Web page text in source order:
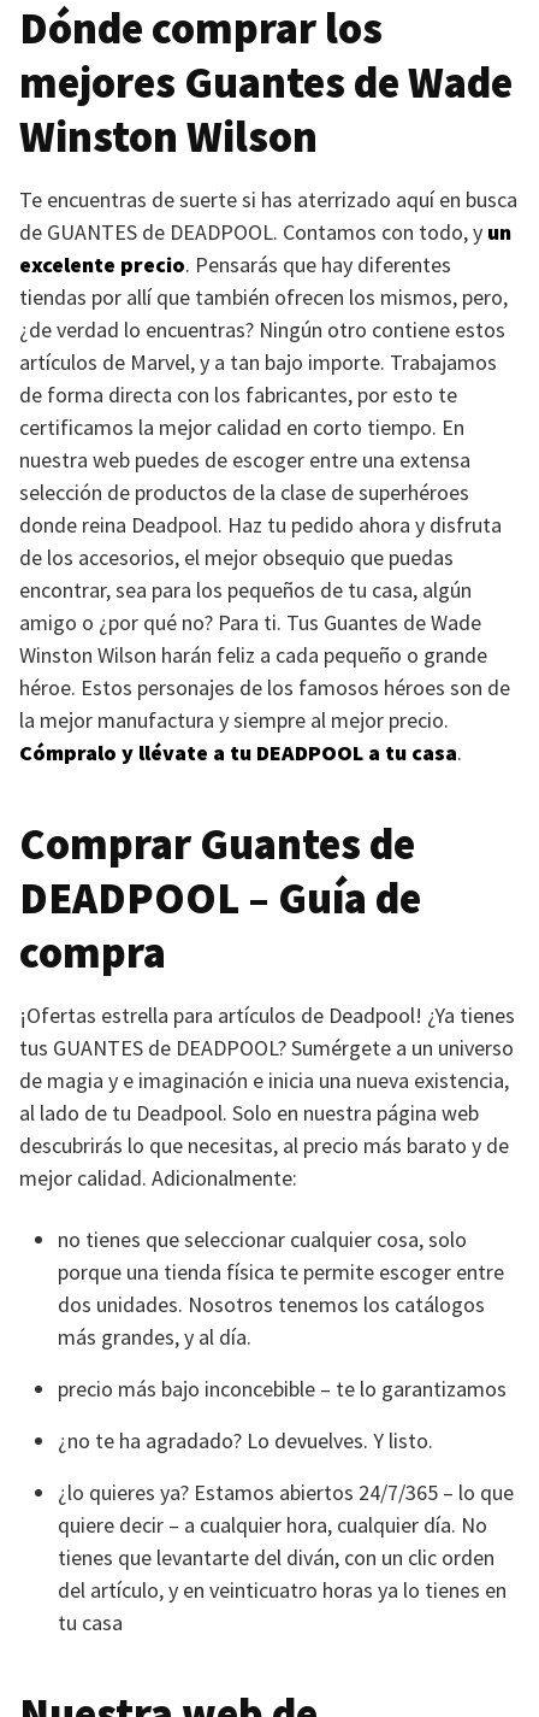
Dónde comprar los
mejores Guantes de Wade
Winston Wilson
Te encuentras de suerte si has aterrizado aquí en busca
de GUANTES de DEADPOOL. Contamos con todo, y un
excelente precio. Pensarás que hay diferentes
tiendas por allí que también ofrecen los mismos, pero,
¿de verdad lo encuentras? Ningún otro contiene estos
artículos de Marvel, y a tan bajo importe. Trabajamos
de forma directa con los fabricantes, por esto te
certificamos la mejor calidad en corto tiempo. En
nuestra web puedes de escoger entre una extensa
selección de productos de la clase de superhéroes
donde reina Deadpool. Haz tu pedido ahora y disfruta
de los accesorios, el mejor obsequio que puedas
encontrar, sea para los pequeños de tu casa, algún
amigo o ¿por qué no? Para ti. Tus Guantes de Wade
Winston Wilson harán feliz a cada pequeño o grande
héroe. Estos personajes de los famosos héroes son de
la mejor manufactura y siempre al mejor precio.
Cómpralo y llévate a tu DEADPOOL a tu casa.
Comprar Guantes de
DEADPOOL – Guía de
compra
¡Ofertas estrella para artículos de Deadpool! ¿Ya tienes
tus GUANTES de DEADPOOL? Sumérgete a un universo
de magia y e imaginación e inicia una nueva existencia,
al lado de tu Deadpool. Solo en nuestra página web
descubrirás lo que necesitas, al precio más barato y de
mejor calidad. Adicionalmente:
no tienes que seleccionar cualquier cosa, solo
porque una tienda física te permite escoger entre
dos unidades. Nosotros tenemos los catálogos
más grandes, y al día.
precio más bajo inconcebible – te lo garantizamos
¿no te ha agradado? Lo devuelves. Y listo.
¿lo quieres ya? Estamos abiertos 24/7/365 – lo que
quiere decir – a cualquier hora, cualquier día. No
tienes que levantarte del diván, con un clic orden
del artículo, y en veinticuatro horas ya lo tienes en
tu casa